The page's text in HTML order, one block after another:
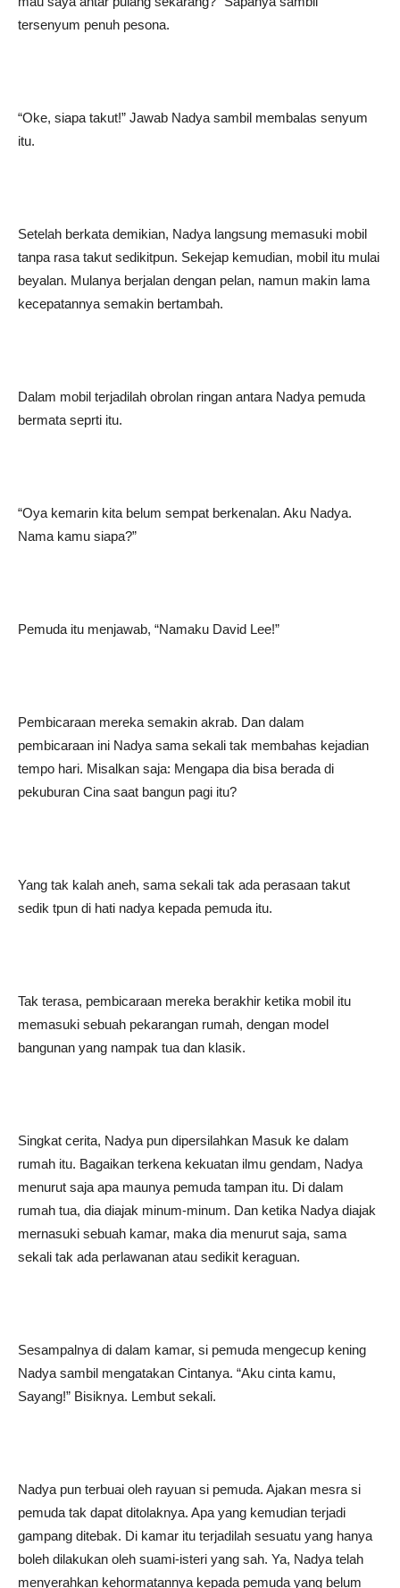
tersenyum penuh pesona.
“Oke, siapa takut!” Jawab Nadya sambil membalas senyum
itu.
Setelah berkata demikian, Nadya langsung memasuki mobil
tanpa rasa takut sedikitpun. Sekejap kemudian, mobil itu mulai
beyalan. Mulanya berjalan dengan pelan, namun makin lama
kecepatannya semakin bertambah.
Dalam mobil terjadilah obrolan ringan antara Nadya pemuda
bermata seprti itu.
“Oya kemarin kita belum sempat berkenalan. Aku Nadya.
Nama kamu siapa?”
Pemuda itu menjawab, “Namaku David Lee!”
Pembicaraan mereka semakin akrab. Dan dalam
pembicaraan ini Nadya sama sekali tak membahas kejadian
tempo hari. Misalkan saja: Mengapa dia bisa berada di
pekuburan Cina saat bangun pagi itu?
Yang tak kalah aneh, sama sekali tak ada perasaan takut
sedik tpun di hati nadya kepada pemuda itu.
Tak terasa, pembicaraan mereka berakhir ketika mobil itu
memasuki sebuah pekarangan rumah, dengan model
bangunan yang nampak tua dan klasik.
Singkat cerita, Nadya pun dipersilahkan Masuk ke dalam
rumah itu. Bagaikan terkena kekuatan ilmu gendam, Nadya
menurut saja apa maunya pemuda tampan itu. Di dalam
rumah tua, dia diajak minum-minum. Dan ketika Nadya diajak
mernasuki sebuah kamar, maka dia menurut saja, sama
sekali tak ada perlawanan atau sedikit keraguan.
Sesampalnya di dalam kamar, si pemuda mengecup kening
Nadya sambil mengatakan Cintanya. “Aku cinta kamu,
Sayang!” Bisiknya. Lembut sekali.
Nadya pun terbuai oleh rayuan si pemuda. Ajakan mesra si
pemuda tak dapat ditolaknya. Apa yang kemudian terjadi
gampang ditebak. Di kamar itu terjadilah sesuatu yang hanya
boleh dilakukan oleh suami-isteri yang sah. Ya, Nadya telah
menyerahkan kehormatannya kepada pemuda yang belum